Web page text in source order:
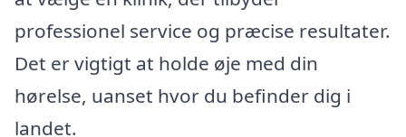
professionel service og præcise resultater.
Det er vigtigt at holde øje med din
hørelse, uanset hvor du befinder dig i
landet.